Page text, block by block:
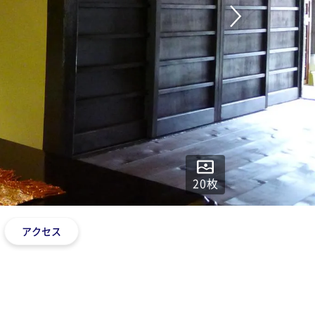
20枚
アクセス